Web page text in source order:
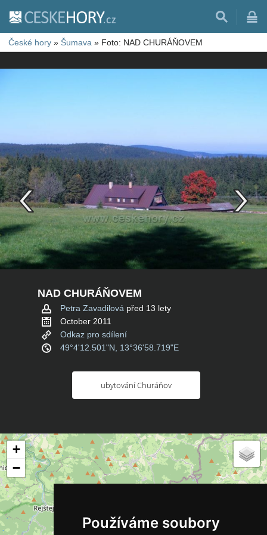
Používáme soubory
České hory » Šumava » Foto: NAD CHURÁŇOVEM
NAD CHURÁŇOVEM
Petra Zavadilová před 13 lety
October 2011
Odkaz pro sdílení
49°4'12.501"N, 13°36'58.719"E
ubytování Churáňov
+
−